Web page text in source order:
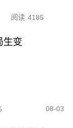
阅读 4185
生变
08-03